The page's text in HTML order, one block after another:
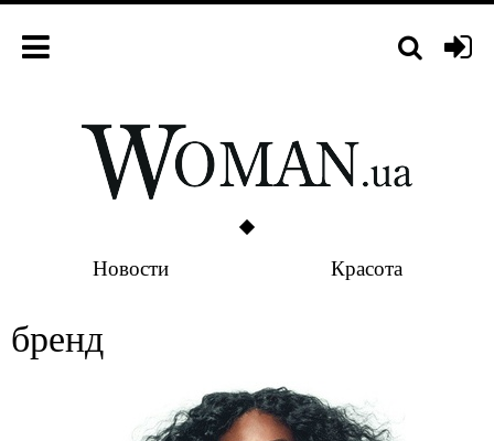
Новости Красота
бренд